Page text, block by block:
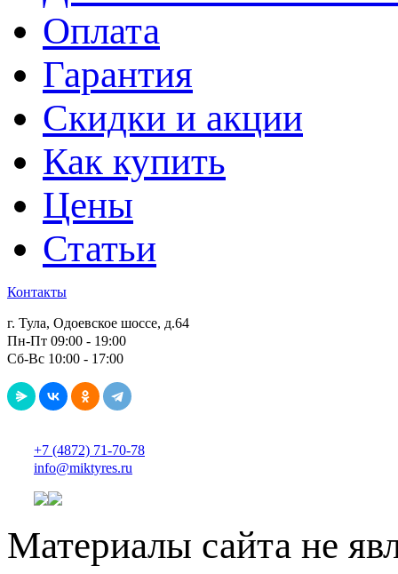
Оплата
Гарантия
Скидки и акции
Как купить
Цены
Статьи
Контакты
г. Тула, Одоевское шоссе, д.64
Пн-Пт 09:00 - 19:00
Сб-Вс 10:00 - 17:00
+7 (4872) 71-70-78
info@miktyres.ru
Материалы сайта не